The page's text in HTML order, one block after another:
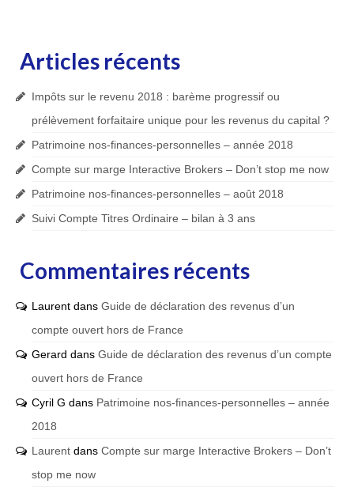
Articles récents
Impôts sur le revenu 2018 : barème progressif ou
prélèvement forfaitaire unique pour les revenus du capital ?
Patrimoine nos-finances-personnelles – année 2018
Compte sur marge Interactive Brokers – Don’t stop me now
Patrimoine nos-finances-personnelles – août 2018
Suivi Compte Titres Ordinaire – bilan à 3 ans
Commentaires récents
Laurent dans Guide de déclaration des revenus d’un
compte ouvert hors de France
Gerard dans Guide de déclaration des revenus d’un compte
ouvert hors de France
Cyril G dans Patrimoine nos-finances-personnelles – année
2018
Laurent dans Compte sur marge Interactive Brokers – Don’t
stop me now